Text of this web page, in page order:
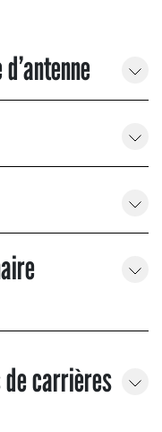
de carrières